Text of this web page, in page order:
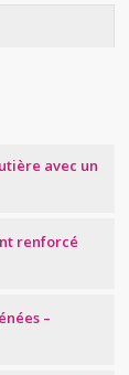
avec un
renforcé
–